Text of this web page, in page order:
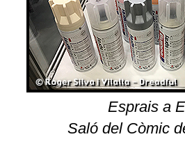
Esprais a
Saló del Còmic